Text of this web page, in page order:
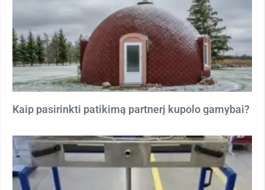
Kaip pasirinkti patikimą partnerį kupolo gamybai?